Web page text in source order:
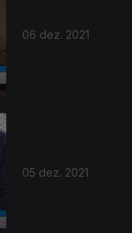
06 dez. 2021
05 dez. 2021